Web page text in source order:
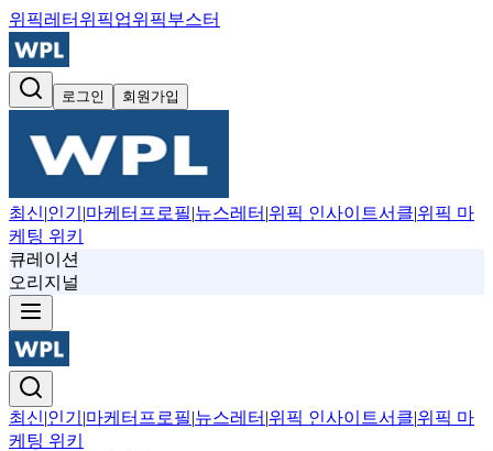
위픽레터 위픽업위픽부스터
로그인 회원가입
최신|인기 |마케터프로필|뉴스레터 |위픽 인사이트서클|위픽 마
케팅 위키
큐레이션
오리지널
최신|인기 |마케터프로필|뉴스레터 |위픽 인사이트서클|위픽 마
케팅 위키